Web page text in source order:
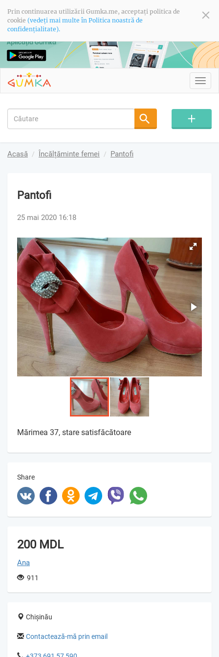
Prin continuarea utilizării Gumka.me, acceptați politica de
cookie (vedeți mai multe în Politica noastră de
confidențialitate).
Acasă Încălțăminte femei Pantofi
Pantofi
25 mai 2020 16:18
Mărimea 37, stare satisfăcătoare
Share
200 MDL
Ana
911
Chișinău
Contactează-mă prin email